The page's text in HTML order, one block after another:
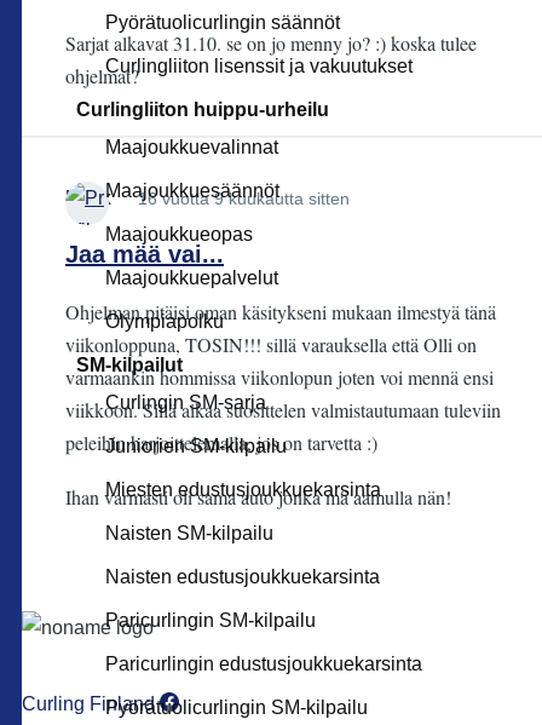
Pyörätuolicurlingin säännöt
Curlingliiton lisenssit ja vakuutukset
Curlingliiton huippu-urheilu
Maajoukkuevalinnat
Maajoukkuesäännöt
Maajoukkueopas
Maajoukkuepalvelut
Olympiapolku
SM-kilpailut
Curlingin SM-sarja
Juniorien SM-kilpailu
Miesten edustusjoukkuekarsinta
Naisten SM-kilpailu
Naisten edustusjoukkuekarsinta
Paricurlingin SM-kilpailu
Paricurlingin edustusjoukkuekarsinta
Pyörätuolicurlingin SM-kilpailu
Sarjat alkavat 31.10. se on jo menny jo? :) koska tulee
ohjelmat?
Leox 16 vuotta 9 kuukautta sitten
Jaa mää vai...
Ohjelman pitäisi oman käsitykseni mukaan ilmestyä tänä
viikonloppuna, TOSIN!!! sillä varauksella että Olli on
varmaankin hommissa viikonlopun joten voi mennä ensi
viikkoon. Sillä aikaa suosittelen valmistautumaan tuleviin
peleihin harjoittelemalla, jos on tarvetta :)
Ihan varmasti oli sama auto jonka mä aamulla nän!
Curling Finland